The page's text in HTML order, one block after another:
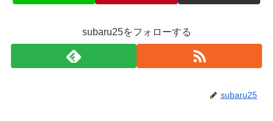
subaru25をフォローする
subaru25